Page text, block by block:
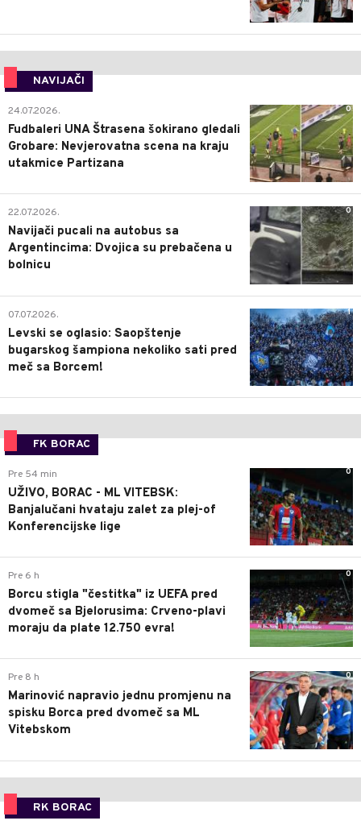
NAVIJAČI
0
24.07.2026.
Fudbaleri UNA Štrasena šokirano gledali
Grobare: Nevjerovatna scena na kraju
utakmice Partizana
0
22.07.2026.
Navijači pucali na autobus sa
Argentincima: Dvojica su prebačena u
bolnicu
1
07.07.2026.
Levski se oglasio: Saopštenje
bugarskog šampiona nekoliko sati pred
meč sa Borcem!
FK BORAC
0
Pre 54 min
UŽIVO, BORAC - ML VITEBSK:
Banjalučani hvataju zalet za plej-of
Konferencijske lige
0
Pre 6 h
Borcu stigla "čestitka" iz UEFA pred
dvomeč sa Bjelorusima: Crveno-plavi
moraju da plate 12.750 evra!
0
Pre 8 h
Marinović napravio jednu promjenu na
spisku Borca pred dvomeč sa ML
Vitebskom
RK BORAC